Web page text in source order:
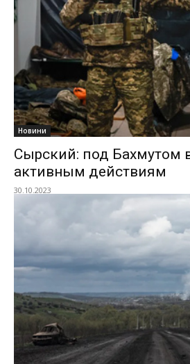
Новини
Сырский: под Бахмутом
активным действиям
30.10.2023